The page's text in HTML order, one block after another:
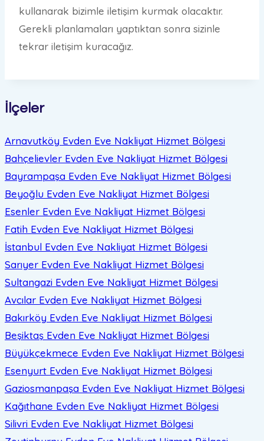
kullanarak bizimle iletişim kurmak olacaktır.
Gerekli planlamaları yaptıktan sonra sizinle
tekrar iletişim kuracağız.
İlçeler
Arnavutköy Evden Eve Nakliyat Hizmet Bölgesi
Bahçelievler Evden Eve Nakliyat Hizmet Bölgesi
Bayrampaşa Evden Eve Nakliyat Hizmet Bölgesi
Beyoğlu Evden Eve Nakliyat Hizmet Bölgesi
Esenler Evden Eve Nakliyat Hizmet Bölgesi
Fatih Evden Eve Nakliyat Hizmet Bölgesi
İstanbul Evden Eve Nakliyat Hizmet Bölgesi
Sarıyer Evden Eve Nakliyat Hizmet Bölgesi
Sultangazi Evden Eve Nakliyat Hizmet Bölgesi
Avcılar Evden Eve Nakliyat Hizmet Bölgesi
Bakırköy Evden Eve Nakliyat Hizmet Bölgesi
Beşiktaş Evden Eve Nakliyat Hizmet Bölgesi
Büyükçekmece Evden Eve Nakliyat Hizmet Bölgesi
Esenyurt Evden Eve Nakliyat Hizmet Bölgesi
Gaziosmanpaşa Evden Eve Nakliyat Hizmet Bölgesi
Kağıthane Evden Eve Nakliyat Hizmet Bölgesi
Silivri Evden Eve Nakliyat Hizmet Bölgesi